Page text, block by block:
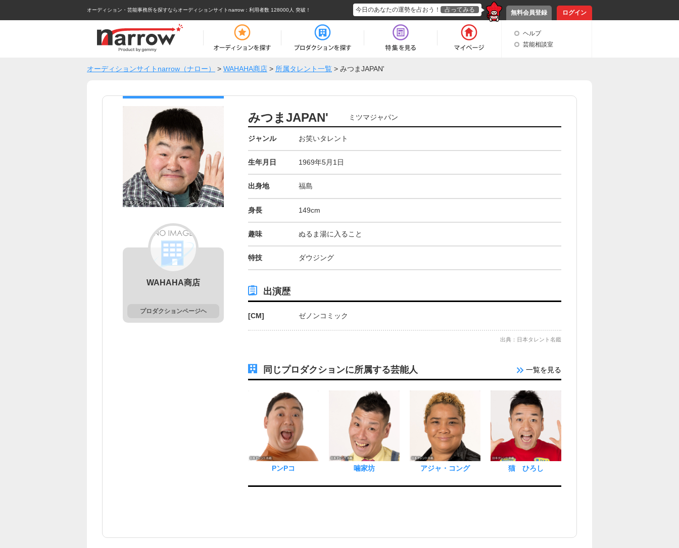
オーディション・芸能事務所を探すならオーディションサイトnarrow ：利用者数 128000人 突破！ 無料会員登録 ログイン
今日のあなたの運勢を占おう！ 占ってみる
ヘルプ
芸能相談室
オーディションサイトnarrow（ナロー） > WAHAHA商店 > 所属タレント一覧 > みつまJAPAN'
WAHAHA商店
プロダクションページヘ
みつまJAPAN' ミツマジャパン
ジャンル お笑いタレント
生年月日 1969年5月1日
出身地 福島
身長 149cm
趣味 ぬるま湯に入ること
特技 ダウジング
出演歴
[CM] ゼノンコミック
出典：日本タレント名鑑
同じプロダクションに所属する芸能人 一覧を見る
PンPコ 噛家坊 アジャ・コング 猫 ひろし